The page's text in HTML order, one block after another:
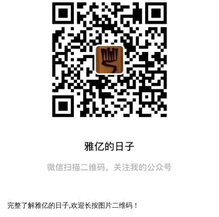
完整了解雅亿的日子,欢迎长按图片二维码！